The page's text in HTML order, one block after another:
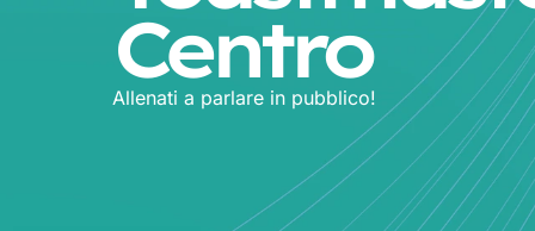
Centro
Allenati a parlare in pubblico!